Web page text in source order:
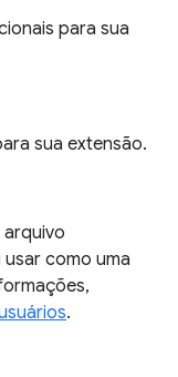
para sua
sua extensão.
arquivo
como uma
.